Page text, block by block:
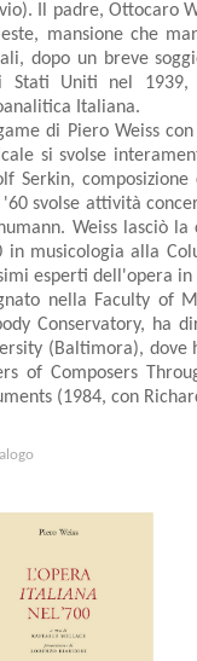
Il padre, Ottocaro
mansione che
dopo un breve
Stati Uniti nel 1939,
Italiana.
di Piero Weiss
si svolse
Serkin,
svolse attività
Weiss lasciò
in musicologia alla
esperti dell'opera
nella Faculty of
Conservatory, ha
(Baltimora),
of Composers
(1984, con